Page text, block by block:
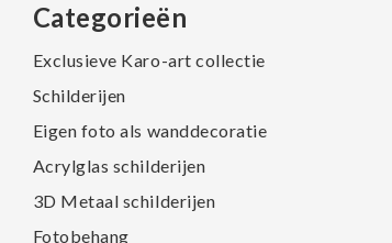
Categorieën
Exclusieve Karo-art collectie
Schilderijen
Eigen foto als wanddecoratie
Acrylglas schilderijen
3D Metaal schilderijen
Fotobehang